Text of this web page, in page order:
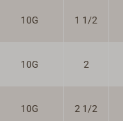
10G 1 1/2
10G 2
10G 2 1/2